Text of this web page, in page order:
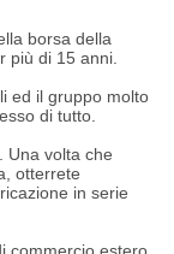
borsa della
più di 15 anni.
ed il gruppo molto
di tutto.
Una volta che
otterrete
in serie
commercio estero,